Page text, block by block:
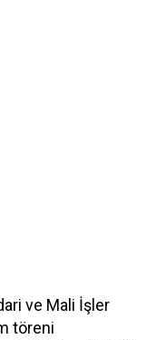
ve Mali İşler
töreni